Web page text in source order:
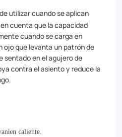
utilizar cuando se aplican
cuenta que la capacidad
cuando se carga en
ojo que levanta un patrón de
en el agujero de
contra el asiento y reduce la
caliente.